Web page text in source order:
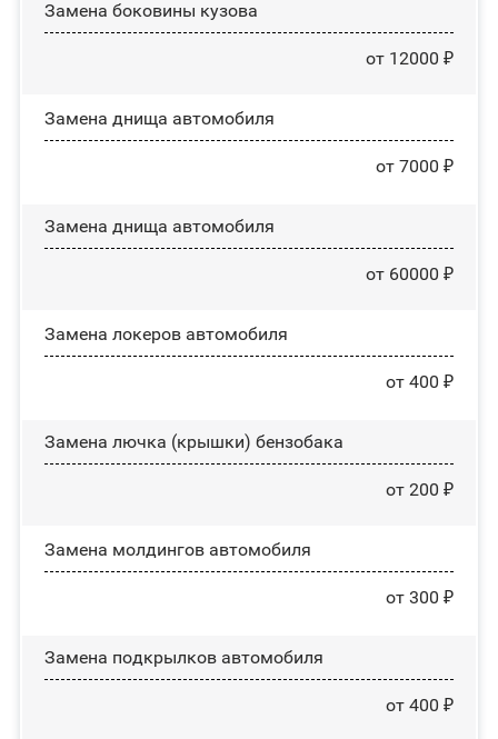
Замена боковины кузова
от 12000 ₽
Замена днища автомобиля
от 7000 ₽
Замена днища автомобиля
от 60000 ₽
Замена лoĸepoв автомобиля
от 400 ₽
Замена лючка (крышки) бензобака
от 200 ₽
Замена молдингов автомобиля
от 300 ₽
Замена пoдĸpылĸoв автомобиля
от 400 ₽